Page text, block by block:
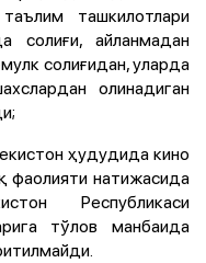
ташкилотлари
солиғи, айланмадан
солиғидан, уларда
олинадиган
ҳудудида кино
фаолияти натижасида
Республикаси
тўлов манбаида